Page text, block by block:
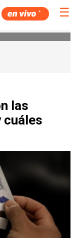
☰
las
cuáles